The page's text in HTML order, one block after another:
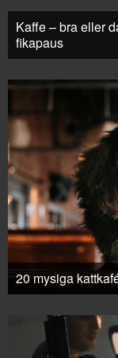
Kaffe – bra eller
fikapaus
20 mysiga